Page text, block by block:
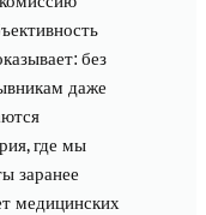
без
даже
где мы
заранее
медицинских